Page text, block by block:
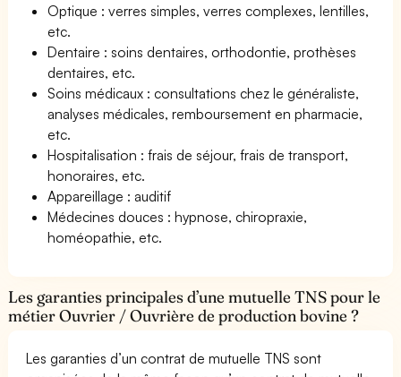
Optique : verres simples, verres complexes, lentilles,
etc.
Dentaire : soins dentaires, orthodontie, prothèses
dentaires, etc.
Soins médicaux : consultations chez le généraliste,
analyses médicales, remboursement en pharmacie,
etc.
Hospitalisation : frais de séjour, frais de transport,
honoraires, etc.
Appareillage : auditif
Médecines douces : hypnose, chiropraxie,
homéopathie, etc.
Les garanties principales d’une mutuelle TNS pour le
métier Ouvrier / Ouvrière de production bovine ?
Les garanties d’un contrat de mutuelle TNS sont